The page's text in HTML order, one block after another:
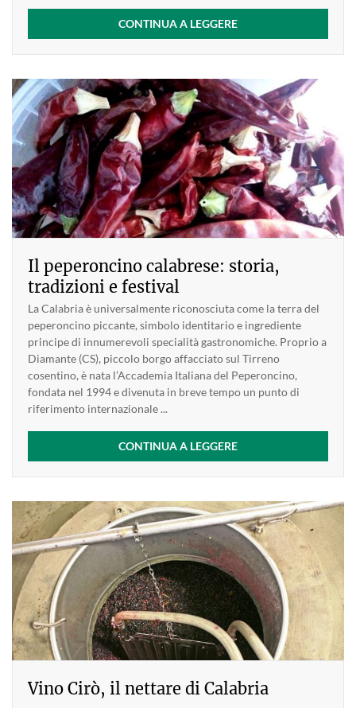
CONTINUA A LEGGERE
Il peperoncino calabrese: storia,
tradizioni e festival
La Calabria è universalmente riconosciuta come la terra del
peperoncino piccante, simbolo identitario e ingrediente
principe di innumerevoli specialità gastronomiche. Proprio a
Diamante (CS), piccolo borgo affacciato sul Tirreno
cosentino, è nata l’Accademia Italiana del Peperoncino,
fondata nel 1994 e divenuta in breve tempo un punto di
riferimento internazionale ...
CONTINUA A LEGGERE
Vino Cirò, il nettare di Calabria